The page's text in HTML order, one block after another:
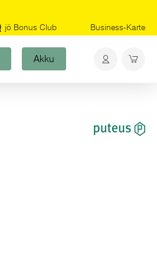
jö Bonus Club Business-Karte
Akku